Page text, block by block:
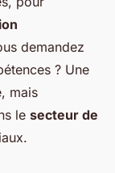
demandez
? Une
mais
le secteur de